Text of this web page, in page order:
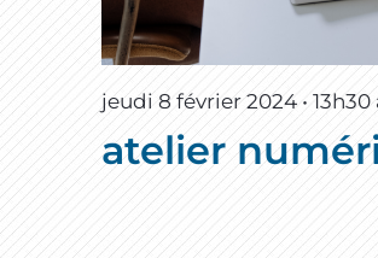
jeudi 8 février 2024 • 13h30
atelier